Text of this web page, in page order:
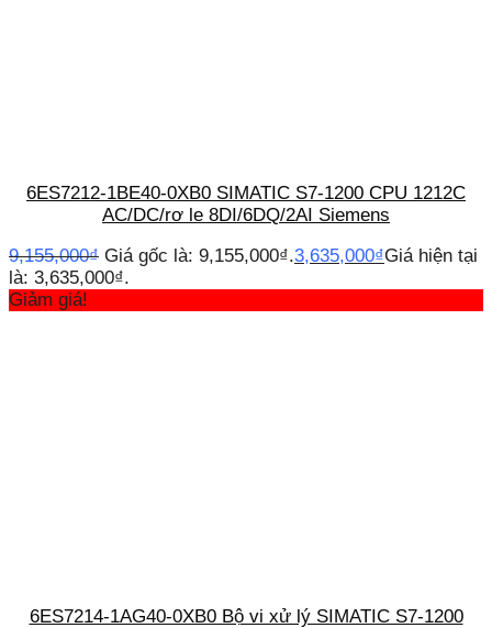
6ES7212-1BE40-0XB0 SIMATIC S7-1200 CPU 1212C
AC/DC/rơ le 8DI/6DQ/2AI Siemens
9,155,000₫ Giá gốc là: 9,155,000₫.3,635,000₫Giá hiện tại
là: 3,635,000₫.
Giảm giá!
6ES7214-1AG40-0XB0 Bộ vi xử lý SIMATIC S7-1200